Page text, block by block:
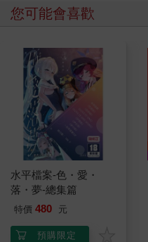
您可能會喜歡
水平檔案-色・愛・
落・夢-總集篇
特價 480 元
預購限定